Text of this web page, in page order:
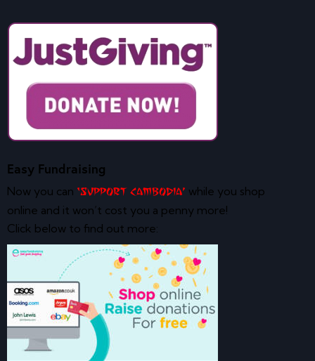
Easy Fundraising
Now you can ‘Support Cambodia’ while you shop
online and it won’t cost you a penny more!
Click below to find out more: